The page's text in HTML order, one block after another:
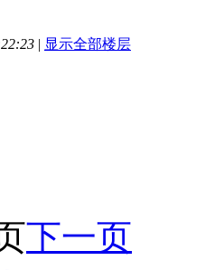
| 显示全部楼层
下一页